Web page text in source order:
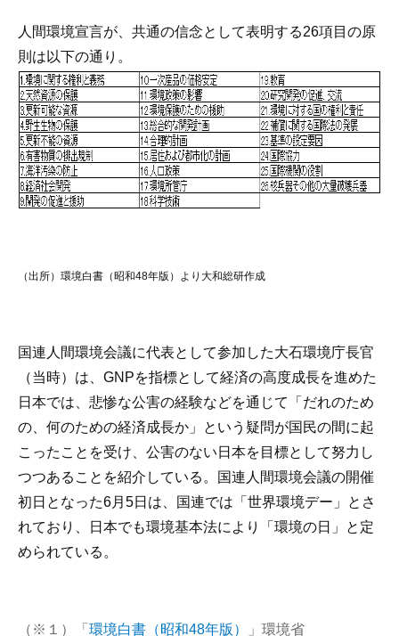
人間環境宣言が、共通の信念として表明する26項目の原
則は以下の通り。
（出所）環境白書（昭和48年版）より大和総研作成
国連人間環境会議に代表として参加した大石環境庁長官
（当時）は、GNPを指標として経済の高度成長を進めた
日本では、悲惨な公害の経験などを通じて「だれのため
の、何のための経済成長か」という疑問が国民の間に起
こったことを受け、公害のない日本を目標として努力し
つつあることを紹介している。国連人間環境会議の開催
初日となった6月5日は、国連では「世界環境デー」とさ
れており、日本でも環境基本法により「環境の日」と定
められている。
（※１）「 環境白書（昭和48年版） 」環境省